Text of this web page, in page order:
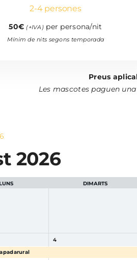
2-4 persones
50€ (+IVA) per persona/nit
Mínim de nits segons temporada
Preus
Les mascotes paguen
2026
DIMARTS
4